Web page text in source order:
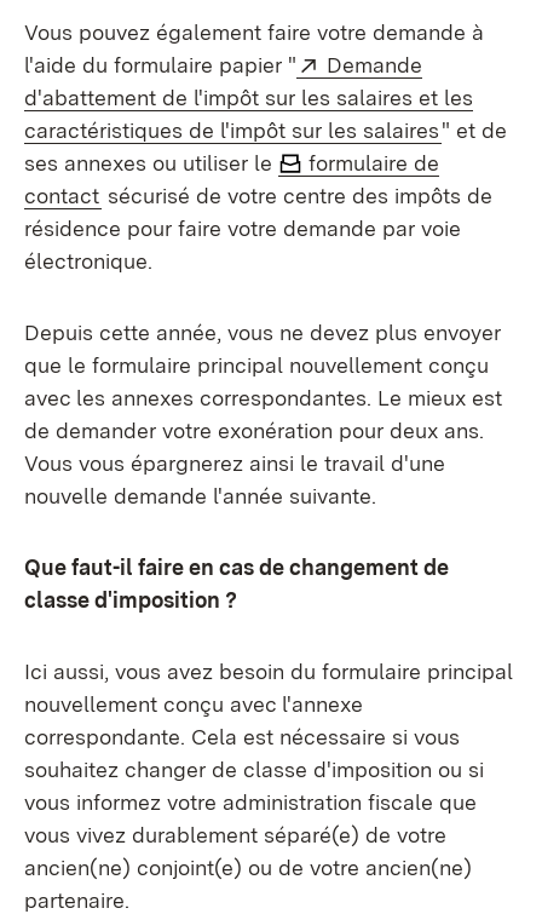
Vous pouvez également faire votre demande à
l'aide du formulaire papier "
Externe:
Demande
d'abattement de l'impôt sur les salaires et les
caractéristiques de l'impôt sur les salaires(S’ouvre
" et de
ses annexes ou utiliser le
formulaire de
contact sécurisé de votre centre des impôts de
résidence pour faire votre demande par voie
électronique.
Depuis cette année, vous ne devez plus envoyer
que le formulaire principal nouvellement conçu
avec les annexes correspondantes. Le mieux est
de demander votre exonération pour deux ans.
Vous vous épargnerez ainsi le travail d'une
nouvelle demande l'année suivante.
Que faut-il faire en cas de changement de
classe d'imposition ?
Ici aussi, vous avez besoin du formulaire principal
nouvellement conçu avec l'annexe
correspondante. Cela est nécessaire si vous
souhaitez changer de classe d'imposition ou si
vous informez votre administration fiscale que
vous vivez durablement séparé(e) de votre
ancien(ne) conjoint(e) ou de votre ancien(ne)
partenaire.